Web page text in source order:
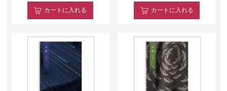
カート に入れる カート に入れる